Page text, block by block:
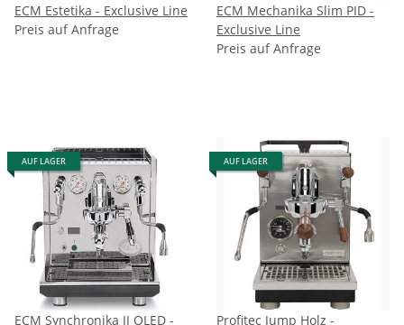
ECM Estetika - Exclusive Line
Preis auf Anfrage
ECM Mechanika Slim PID -
Exclusive Line
Preis auf Anfrage
AUF LAGER
ECM Synchronika II OLED -
AUF LAGER
Profitec Jump Holz -